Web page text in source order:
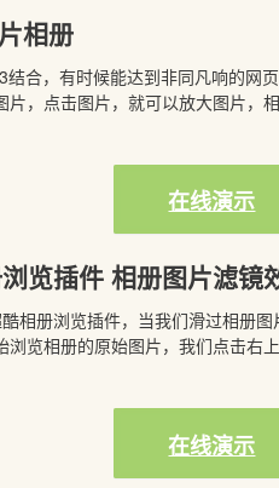
相册
结合，有时候能达到非同凡响的网
，点击图片，就可以放大图片，
在线演示
览插件 相册图片滤镜
相册浏览插件，当我们滑过相册
览相册的原始图片，我们点击右
在线演示